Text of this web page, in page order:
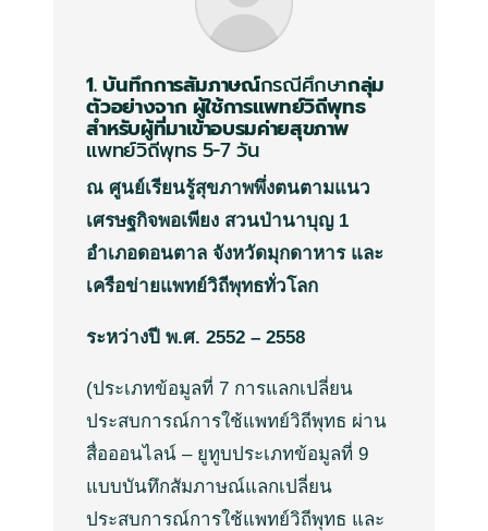
1. บันทึกการสัมภาษณ์กรณีศึกษากลุ่ม
ตัวอย่างจาก ผู้ใช้การแพทย์วิถีพุทธ
สำหรับผู้ที่มาเข้าอบรมค่ายสุขภาพ
แพทย์วิถีพุทธ5-7วัน
ณ ศูนย์เรียนรู้สุขภาพพึ่งตนตามแนว
เศรษฐกิจพอเพียง สวนป่านาบุญ 1
อำเภอดอนตาล จังหวัดมุกดาหาร และ
เครือข่ายแพทย์วิถีพุทธทั่วโลก
ระหว่างปี พ.ศ. 2552 – 2558
(ประเภทข้อมูลที่ 7 การแลกเปลี่ยน
ประสบการณ์การใช้แพทย์วิถีพุทธ ผ่าน
สื่อออนไลน์ – ยูทูบประเภทข้อมูลที่ 9
แบบบันทึกสัมภาษณ์แลกเปลี่ยน
ประสบการณ์การใช้แพทย์วิถีพุทธ และ